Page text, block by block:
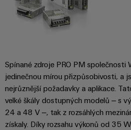
Spínané zdroje PRO PM společnosti
jedinečnou mírou přizpůsobivosti, a
nejrůznější požadavky a aplikace.
velké škály dostupných modelů – s
24 a 48 V –, tak z rozsáhlých
získaly. Díky rozsahu výkonů od 35